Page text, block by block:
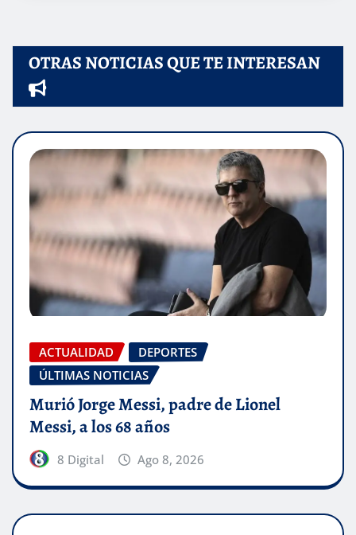
OTRAS NOTICIAS QUE TE INTERESAN
ACTUALIDAD
DEPORTES
ÚLTIMAS NOTICIAS
Murió Jorge Messi, padre de Lionel
Messi, a los 68 años
8 Digital Ago 8, 2026